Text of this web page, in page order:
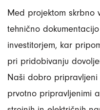
Med projektom skrbno
tehnično
investitorjem, kar
pri pridobivanju
Naši dobro pripravljeni
prvotno pripravljenimi